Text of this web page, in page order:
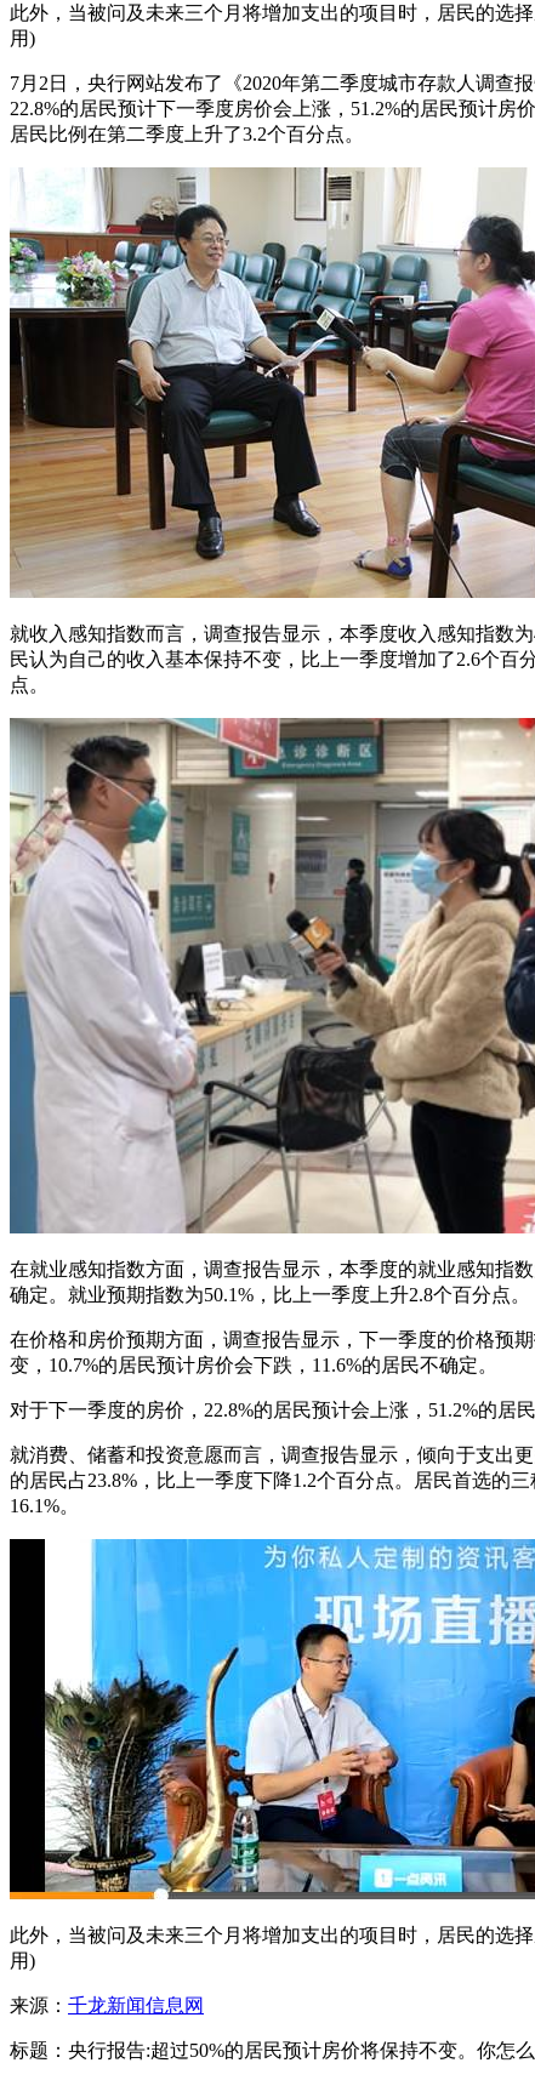
此外，当被问及未来三个月将增加支出的项目时，居民的选
用)
7月2日，央行网站发布了《2020年第二季度城市存款人调查
22.8%的居民预计下一季度房价会上涨，51.2%的居民预计
居民比例在第二季度上升了3.2个百分点。
就收入感知指数而言，调查报告显示，本季度收入感知指数
民认为自己的收入基本保持不变，比上一季度增加了2.6个百
点。
在就业感知指数方面，调查报告显示，本季度的就业感知指
确定。就业预期指数为50.1%，比上一季度上升2.8个百分点。
在价格和房价预期方面，调查报告显示，下一季度的价格预
变，10.7%的居民预计房价会下跌，11.6%的居民不确定。
对于下一季度的房价，22.8%的居民预计会上涨，51.2%的居
就消费、储蓄和投资意愿而言，调查报告显示，倾向于支出
的居民占23.8%，比上一季度下降1.2个百分点。居民首选的
16.1%。
此外，当被问及未来三个月将增加支出的项目时，居民的选
用)
来源： 千龙新闻信息网
标题：央行报告:超过50%的居民预计房价将保持不变。你怎